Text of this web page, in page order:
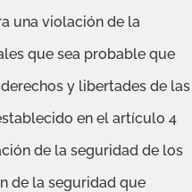
una violación de la
que sea probable que
y libertades de las
en el artículo 4
de la seguridad de los
de la seguridad que